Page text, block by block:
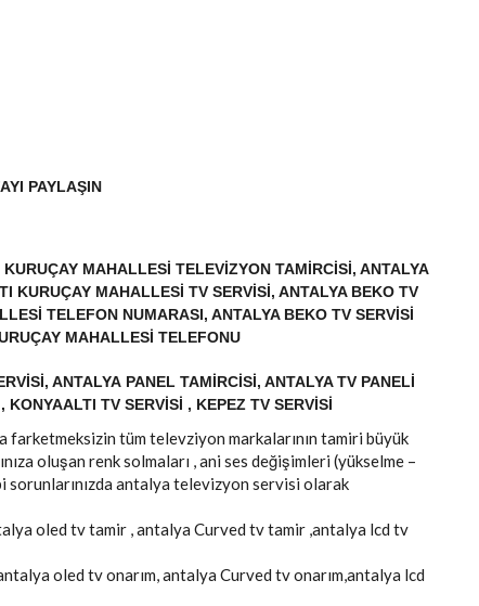
PAYLAŞIN
MAHALLESI TELEVIZYON TAMIRCISI, ANTALYA
KURUÇAY MAHALLESI TV SERVISI, ANTALYA BEKO TV
TELEFON NUMARASI, ANTALYA BEKO TV SERVISI
MAHALLESI TELEFONU
ANTALYA PANEL TAMIRCISI, ANTALYA TV PANELI
KONYAALTI TV SERVISI , KEPEZ TV SERVISI
farketmeksizin tüm televziyon markalarının tamiri büyük
oluşan renk solmaları , ani ses değişimleri (yükselme –
sorunlarınızda antalya televizyon servisi olarak
oled tv tamir , antalya Curved tv tamir ,antalya lcd tv
oled tv onarım, antalya Curved tv onarım,antalya lcd